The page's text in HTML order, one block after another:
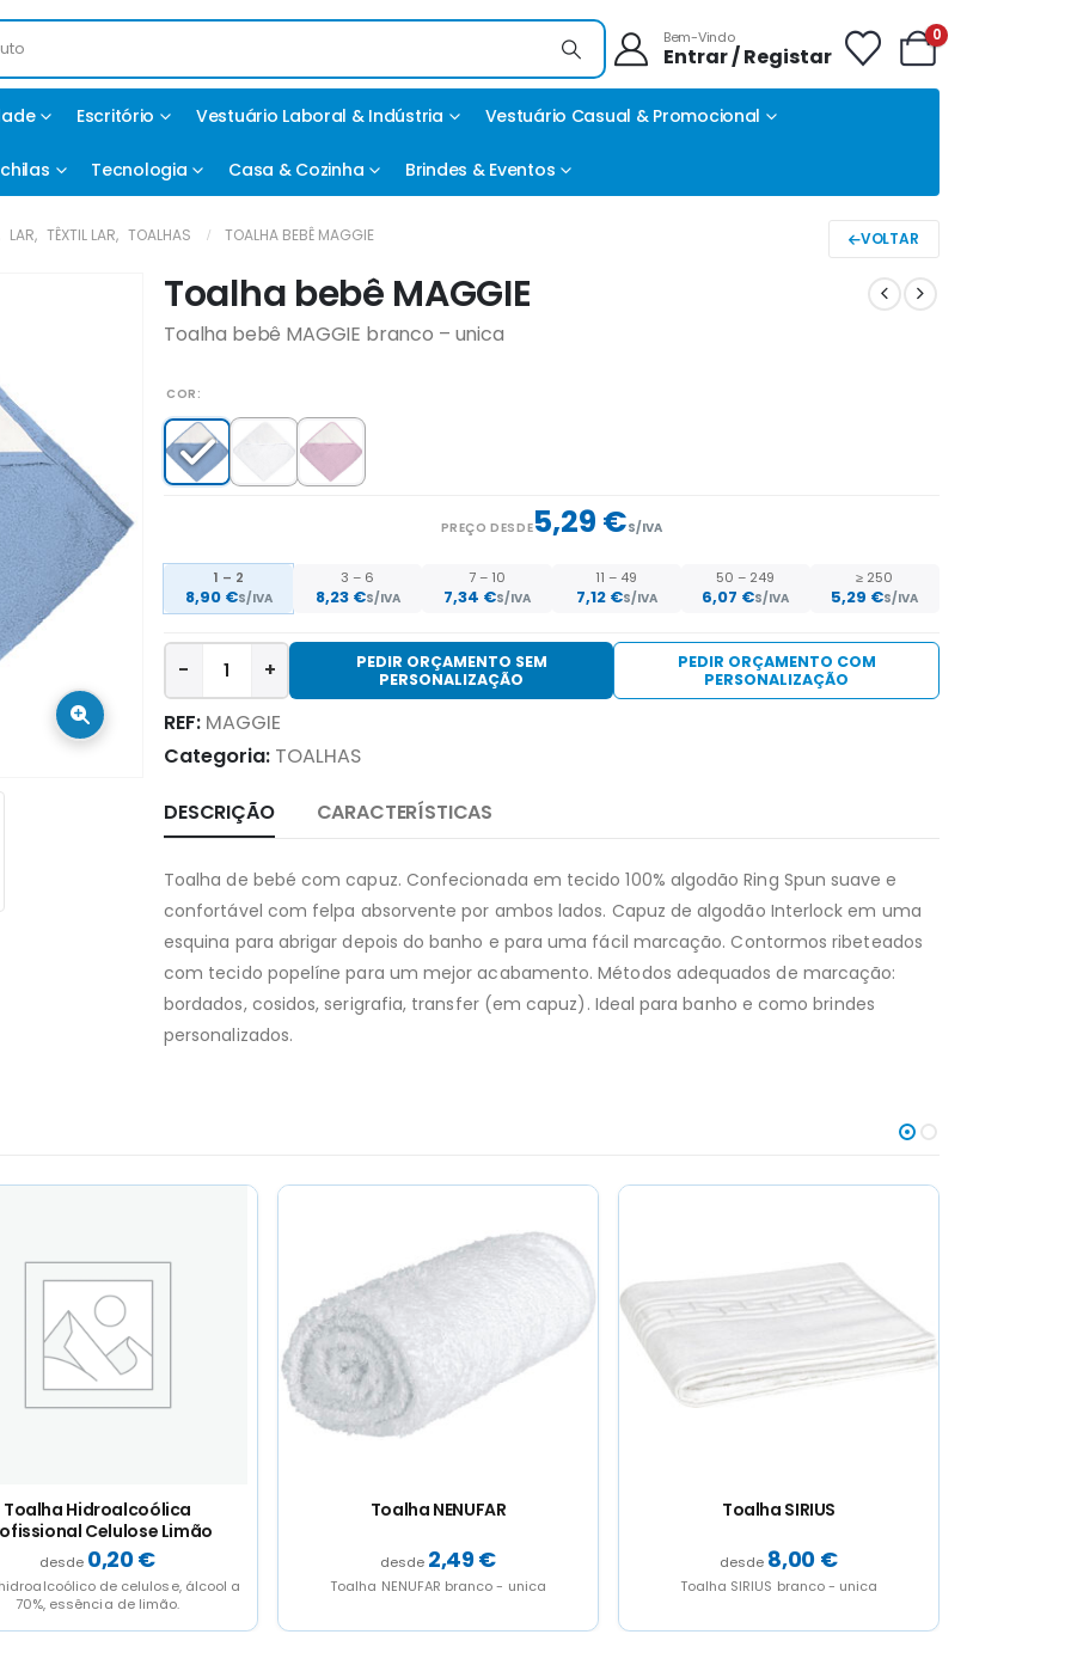
Bem-Vindo
Entrar / Registar
0
Escritório Vestuário Laboral & Indústria Vestuário Casual & Promocional
Tecnologia Casa & Cozinha Brindes & Eventos
LAR, TÊXTIL LAR, TOALHAS TOALHA BEBÊ MAGGIE VOLTAR
Toalha bebê MAGGIE
Toalha bebê MAGGIE branco – unica
COR
PREÇO DESDE5,29 €S/IVA
1 – 2
8,90 €S/IVA
3 – 6
8,23 €S/IVA
7 – 10
7,34 €S/IVA
11 – 49
7,12 €S/IVA
50 – 249
6,07 €S/IVA
≥ 250
5,29 €S/IVA
- +
PEDIR ORÇAMENTO SEM
PERSONALIZAÇÃO
PEDIR ORÇAMENTO COM
PERSONALIZAÇÃO
REF: MAGGIE
Categoria: TOALHAS
DESCRIÇÃO CARACTERÍSTICAS
Toalha de bebé com capuz. Confecionada em tecido 100% algodão Ring Spun suave e
confortável com felpa absorvente por ambos lados. Capuz de algodão Interlock em uma
esquina para abrigar depois do banho e para uma fácil marcação. Contormos ribeteados
com tecido popelíne para um mejor acabamento. Métodos adequados de marcação:
bordados, cosidos, serigrafia, transfer (em capuz). Ideal para banho e como brindes
personalizados.
Toalha NENUFAR
2,49€
NENUFAR branco - unica
Toalha SIRIUS
8,00€
Toalha SIRIUS branco - unica
Toalha STELLA
6,00 €
Toalha STELLA branco - unica